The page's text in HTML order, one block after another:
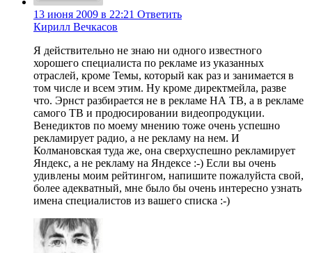
13 июня 2009 в 22:21 Ответить
Кирилл Вечкасов
Я действительно не знаю ни одного известного
хорошего специалиста по рекламе из указанных
отраслей, кроме Темы, который как раз и занимается в
том числе и всем этим. Ну кроме директмейла, разве
что. Эрнст разбирается не в рекламе НА ТВ, а в рекламе
самого ТВ и продюсировании видеопродукции.
Венедиктов по моему мнению тоже очень успешно
рекламирует радио, а не рекламу на нем. И
Колмановская туда же, она сверхуспешно рекламирует
Яндекс, а не рекламу на Яндексе :-) Если вы очень
удивлены моим рейтингом, напишите пожалуйста свой,
более адекватный, мне было бы очень интересно узнать
имена специалистов из вашего списка :-)